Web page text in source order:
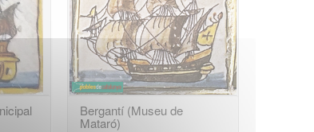
Bergantí (Museu de
Mataró)